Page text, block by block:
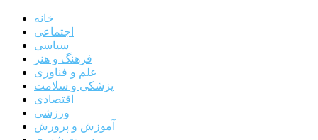
خانه
اجتماعی
سیاسی
فرهنگ و هنر
علم و فناوری
پزشکی و سلامت
اقتصادی
ورزشی
آموزش و پرورش